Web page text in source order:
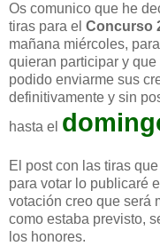
Os comunico que he
tiras para el Concurso
mañana miércoles,
quieran participar y
podido enviarme sus
definitivamente y sin
hasta el
El post con las tiras
para votar lo publicaré el
votación creo que será
como estaba previsto,
los honores.